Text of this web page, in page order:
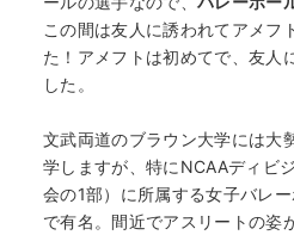
どうや
この間は友人に誘われてアメフ
た！アメフトは初めてで、友人
した。
文武両道のブラウン大学には大
学しますが、特にNCAAディビ
会の1部）に所属する女子バレ
で有名。間近でアスリートの姿